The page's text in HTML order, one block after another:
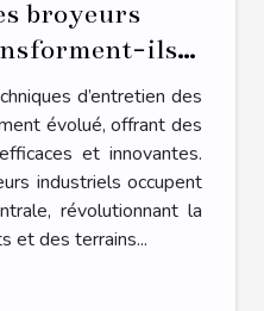
broyeurs
ils
terrains ?
d’entretien des
évolué, offrant des
et innovantes.
industriels occupent
révolutionnant la
et des terrains...